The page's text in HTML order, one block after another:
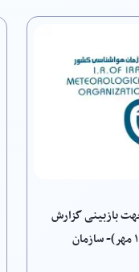
پژوهشی شرکت
بازبینی گزارش
"تغییر اقلیم و شهرها" (تا ۱۲ مهر)- سازمان